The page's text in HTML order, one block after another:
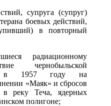
супруга (супруг)
боевых действий,
в повторный
радиационному
чернобыльской
в 1957 году на
«Маяк» и сбросов
в реку Теча, ядерных
полигоне;